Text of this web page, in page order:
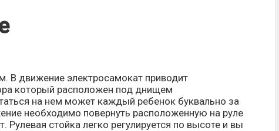
В движение электросамокат приводит
который расположен под днищем
на нем может каждый ребенок буквально за
необходимо повернуть расположенную на руле
стойка легко регулируется по высоте и вы